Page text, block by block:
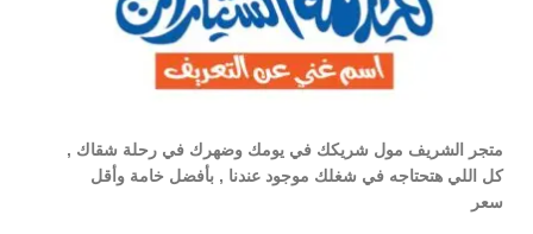
متجر الشريف مول شريكك في يومك وضهرك في رحلة شقاك ,
كل اللي هتحتاجه في شغلك موجود عندنا , بأفضل خامة وأقل
سعر